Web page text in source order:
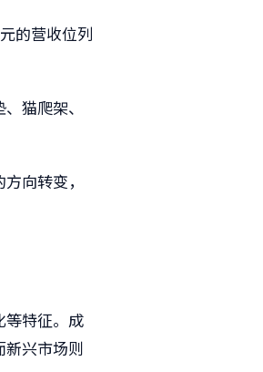
的营收位列
猫爬架、
向转变，
等特征。成
新兴市场则